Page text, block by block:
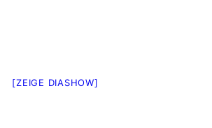
[ZEIGE DIASHOW]